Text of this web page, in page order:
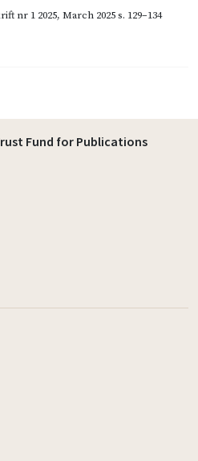
nr 1 2025, March 2025s. 129–134
Fund for Publications